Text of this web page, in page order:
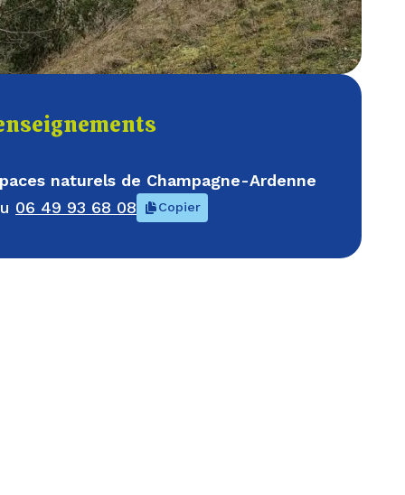
naturels de Champagne-Ardenne
06 49 93 68 08 Copier